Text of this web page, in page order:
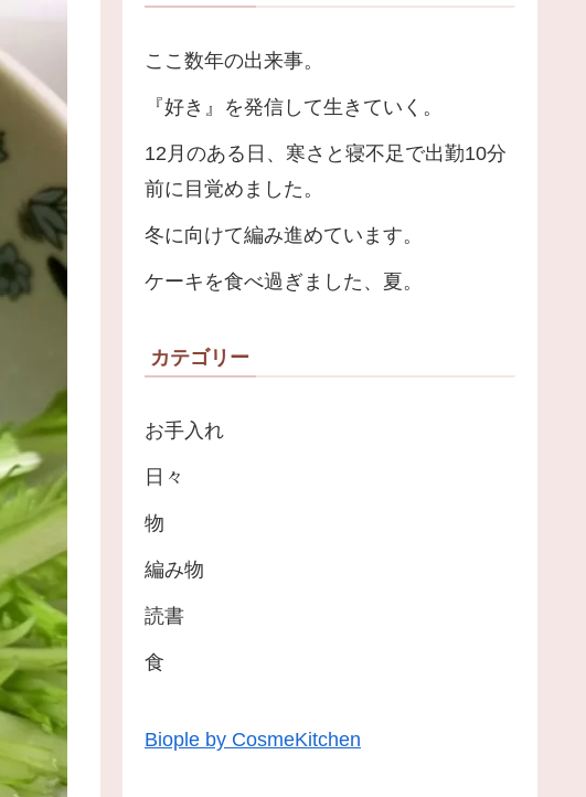
ここ数年の出来事。
『好き』を発信して生きていく。
12月のある日、寒さと寝不足で出勤10分
前に目覚めました。
冬に向けて編み進めています。
ケーキを食べ過ぎました、夏。
カテゴリー
お手入れ
日々
物
編み物
読書
食
Biople by CosmeKitchen